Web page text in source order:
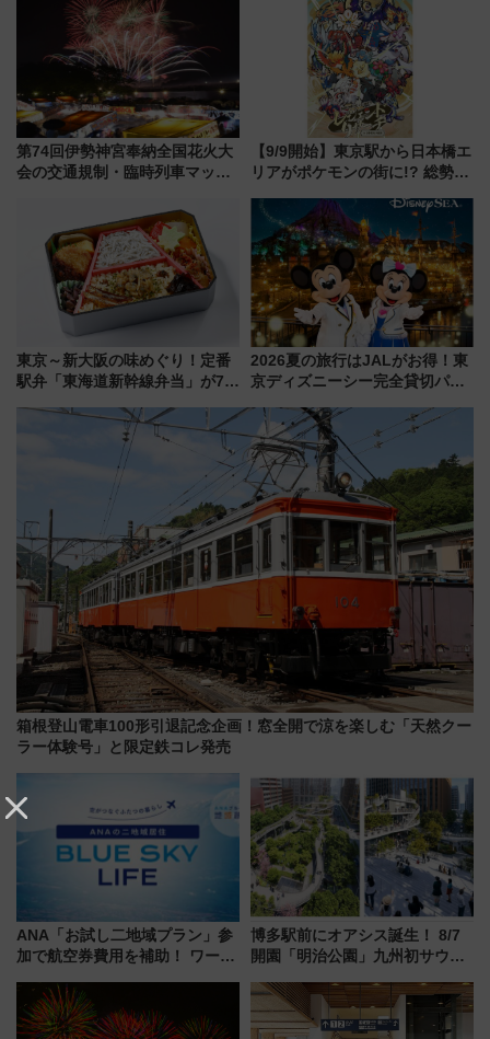
用してストレスフリー旅へ行こ
「第2弾」も
第74回伊勢神宮奉納全国花火大
会の交通規制・臨時列車マッ
【9/9開始】東京駅から日本橋エ
リアがポケモンの街に!? 総勢
リサーチ」本格謎解き・グッズ
情報まとめ
東京～新大阪の味めぐり！定番
駅弁「東海道新幹線弁当」が7月
2026夏の旅行はJALがお得！東
京ディズニーシー完全貸切パー
ーン始まる 条件は「夏の国内
線に2回搭乗」
箱根登山電車100形引退記念企画！窓全開で涼を楽しむ「天然クー
ラー体験号」と限定鉄コレ発売
ANA「お試し二地域プラン」参
加で航空券費用を補助！ ワーケ
治体は？ 2026年は対象のエリア
が拡大！
博多駅前にオアシス誕生！ 8/7
開園「明治公園」九州初サウナ
品グルメ登場で駅前の過ごし方
はどう変わる？